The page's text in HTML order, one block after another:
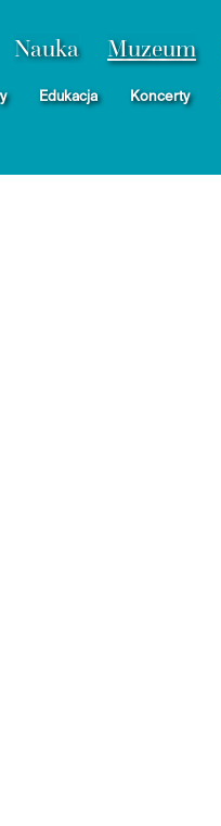
Nauka Muzeum
Edukacja Koncerty